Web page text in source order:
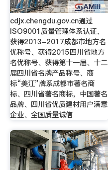
cdjx.chengdu.gov.cn通过
ISO9001质量管理体系认证、
获得2013-2017成都市地方名
优称号、获得2015四川省地方
名优称号、获得第十一届、十二
届四川省名牌产品称号、商
标“美江”牌系成都市著名商
标、四川省著名商标，中国著名
品牌、四川省优质建材用户满意
企业、全国质量诚信